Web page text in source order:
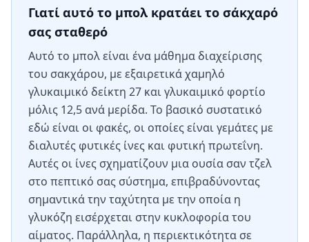
Γιατί αυτό το μπολ κρατάει το σάκχαρό
σας σταθερό
Αυτό το μπολ είναι ένα μάθημα διαχείρισης
του σακχάρου, με εξαιρετικά χαμηλό
γλυκαιμικό δείκτη 27 και γλυκαιμικό φορτίο
μόλις 12,5 ανά μερίδα. Το βασικό συστατικό
εδώ είναι οι φακές, οι οποίες είναι γεμάτες με
διαλυτές φυτικές ίνες και φυτική πρωτεΐνη.
Αυτές οι ίνες σχηματίζουν μια ουσία σαν τζελ
στο πεπτικό σας σύστημα, επιβραδύνοντας
σημαντικά την ταχύτητα με την οποία η
γλυκόζη εισέρχεται στην κυκλοφορία του
αίματος. Παράλληλα, η περιεκτικότητα σε